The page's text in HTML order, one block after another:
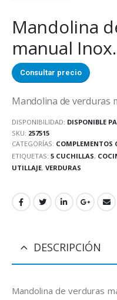
Mandolina
manual Inox.
Consultar precio
Mandolina de verduras
DISPONIBILIDAD: DISPONIBLE
SKU: 257515
CATEGORÍAS: COMPLEMENTOS
ETIQUETAS: 5 CUCHILLAS,
UTILLAJE, VERDURAS
DESCRIPCIÓN
Mandolina de verduras